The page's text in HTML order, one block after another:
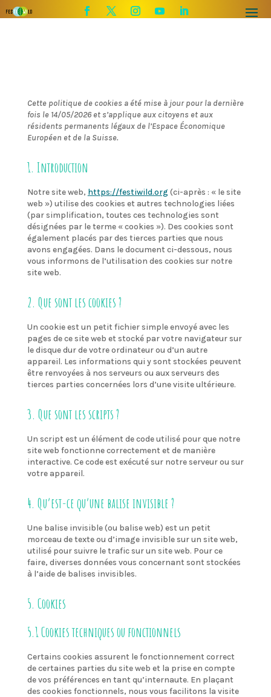
Cette politique de cookies a été mise à jour pour la dernière
fois le 14/05/2026 et s’applique aux citoyens et aux
résidents permanents légaux de l’Espace Économique
Européen et de la Suisse.
1. Introduction
Notre site web, https://festiwild.org (ci-après : « le site
web ») utilise des cookies et autres technologies liées
(par simplification, toutes ces technologies sont
désignées par le terme « cookies »). Des cookies sont
également placés par des tierces parties que nous
avons engagées. Dans le document ci-dessous, nous
vous informons de l’utilisation des cookies sur notre
site web.
2. Que sont les cookies ?
Un cookie est un petit fichier simple envoyé avec les
pages de ce site web et stocké par votre navigateur sur
le disque dur de votre ordinateur ou d’un autre
appareil. Les informations qui y sont stockées peuvent
être renvoyées à nos serveurs ou aux serveurs des
tierces parties concernées lors d’une visite ultérieure.
3. Que sont les scripts ?
Un script est un élément de code utilisé pour que notre
site web fonctionne correctement et de manière
interactive. Ce code est exécuté sur notre serveur ou sur
votre appareil.
4. Qu’est-ce qu’une balise invisible ?
Une balise invisible (ou balise web) est un petit
morceau de texte ou d’image invisible sur un site web,
utilisé pour suivre le trafic sur un site web. Pour ce
faire, diverses données vous concernant sont stockées
à l’aide de balises invisibles.
5. Cookies
5.1 Cookies techniques ou fonctionnels
Certains cookies assurent le fonctionnement correct
de certaines parties du site web et la prise en compte
de vos préférences en tant qu’internaute. En plaçant
des cookies fonctionnels, nous vous facilitons la visite